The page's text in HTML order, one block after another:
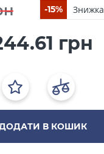
-15% Знижка
грн
В КОШИК